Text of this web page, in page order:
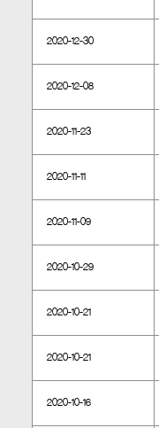
2020-12-30
2020-12-08
2020-11-23
2020-11-11
2020-11-09
2020-10-29
2020-10-21
2020-10-21
2020-10-16